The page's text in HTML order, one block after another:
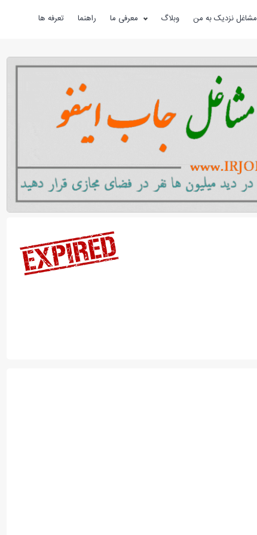
مشاغل نزدیک به من وبلاگ معرفی ما راهنما تعرفه ها